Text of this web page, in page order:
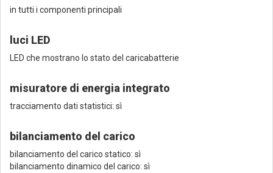
in tutti i componenti principali
luci LED
LED che mostrano lo stato del caricabatterie
misuratore di energia integrato
tracciamento dati statistici: sì
bilanciamento del carico
bilanciamento del carico statico: sì
bilanciamento dinamico del carico: sì